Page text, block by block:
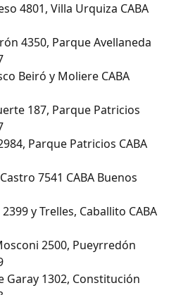
4801, Villa Urquiza CABA
4350, Parque Avellaneda
Beiró y Moliere CABA
187, Parque Patricios
Parque Patricios CABA
7541 CABA Buenos
y Trelles, Caballito CABA
2500, Pueyrredón
Garay 1302, Constitución